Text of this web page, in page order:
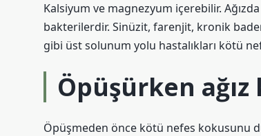
Kalsiyum ve magnezyum içerebilir.
bakterilerdir. Sinüzit, farenjit, kronik
gibi üst solunum yolu hastalıkları kötü
Öpüşürken ağız
Öpüşmeden önce kötü nefes kokusunu